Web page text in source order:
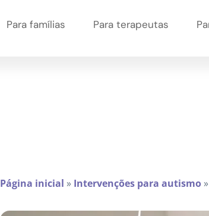
Para famílias Para terapeutas
Página inicial » Intervenções para autismo »